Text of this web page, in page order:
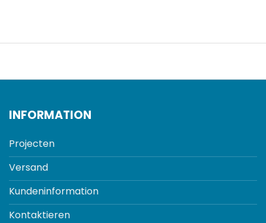
INFORMATION
Projecten
Versand
Kundeninformation
Kontaktieren